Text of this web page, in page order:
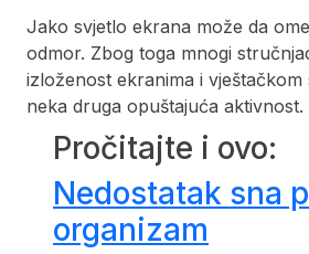
Jako svjetlo ekrana može da
odmor. Zbog toga mnogi
izloženost ekranima i
neka druga opuštajuća aktivnost.
Pročitajte i ovo:
Nedostatak sna
organizam